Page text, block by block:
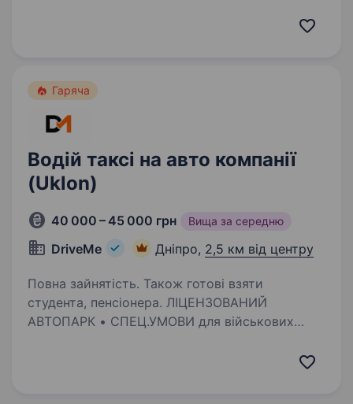
проживання на Петропавлівській Борщагівці
Гаряча
Водій таксі на авто компанії
(Uklon)
40 000 – 45 000 грн Вища за середню
DriveMe Дніпро, 2,5 км від центру
Повна зайнятість. Також готові взяти
студента, пенсіонера. ЛІЦЕНЗОВАНИЙ
АВТОПАРК • СПЕЦ.УМОВИ для військових